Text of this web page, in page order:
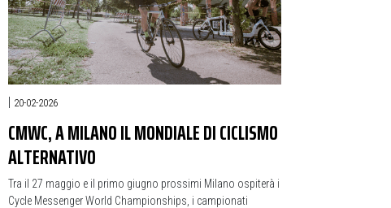
| 20-02-2026
CMWC, A MILANO IL MONDIALE DI CICLISMO
ALTERNATIVO
Tra il 27 maggio e il primo giugno prossimi Milano ospiterà i
Cycle Messenger World Championships, i campionati